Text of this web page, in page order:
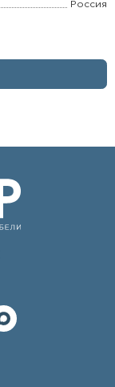
Россия